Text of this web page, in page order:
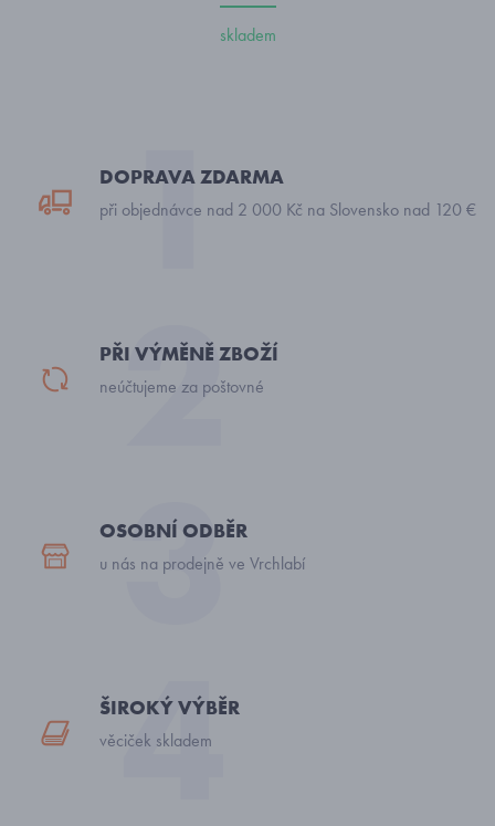
skladem
DOPRAVA ZDARMA
při objednávce nad 2 000 Kč na Slovensko nad 120 €
PŘI VÝMĚNĚ ZBOŽÍ
neúčtujeme za poštovné
OSOBNÍ ODBĚR
u nás na prodejně ve Vrchlabí
ŠIROKÝ VÝBĚR
věciček skladem